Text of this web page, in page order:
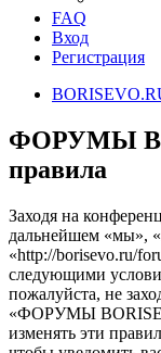
FAQ
Вход
Регистрация
ФОРУМЫ
правила
Заходя на
дальнейшем
«http://borisevo.ru/
следующими
пожалуйста, не
«ФОРУМЫ
изменять эти